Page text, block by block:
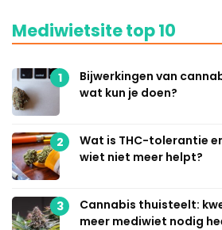
Mediwietsite top 10
1
Bijwerkingen van
wat kun je doen?
2
Wat is THC-tolerantie
wiet niet meer helpt?
3
Cannabis thuisteelt:
meer mediwiet nodig